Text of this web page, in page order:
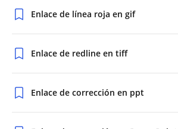
Enlace de línea roja en gif
Enlace de redline en tiff
Enlace de corrección en ppt